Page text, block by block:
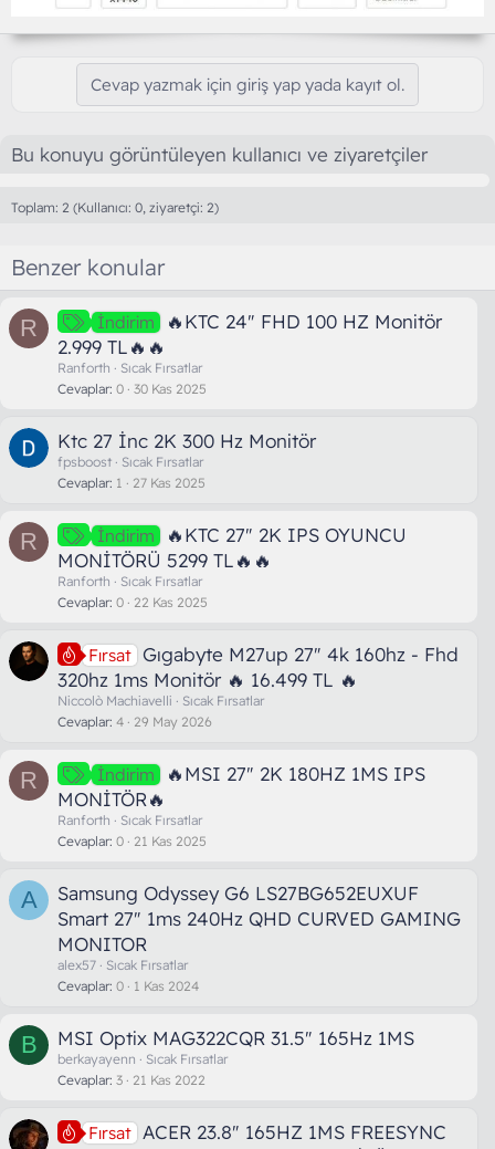
Cevap yazmak için giriş yap yada kayıt ol.
Bu konuyu görüntüleyen kullanıcı ve ziyaretçiler
Toplam: 2 (Kullanıcı: 0, ziyaretçi: 2)
Benzer konular
R İndirim
🔥KTC 24" FHD 100 HZ Monitör
2.999 TL🔥🔥
Ranforth
Sıcak Fırsatlar
Cevaplar 0 30 Kas 2025
Ktc 27 İnc 2K 300 Hz Monitör
fpsboost
Sıcak Fırsatlar
Cevaplar 1 27 Kas 2025
R İndirim
🔥KTC 27" 2K IPS OYUNCU
MONİTÖRÜ 5299 TL🔥🔥
Ranforth
Sıcak Fırsatlar
Cevaplar 0 22 Kas 2025
Fırsat Gıgabyte M27up 27″ 4k 160hz - Fhd
320hz 1ms Monitör 🔥 16.499 TL 🔥
Niccolò Machiavelli
Sıcak Fırsatlar
Cevaplar 4 29 May 2026
R İndirim
🔥MSI 27" 2K 180HZ 1MS IPS
MONİTÖR🔥
Ranforth
Sıcak Fırsatlar
Cevaplar 0 21 Kas 2025
A
Samsung Odyssey G6 LS27BG652EUXUF
Smart 27" 1ms 240Hz QHD CURVED GAMING
MONITOR
alex57
Sıcak Fırsatlar
Cevaplar 0 1 Kas 2024
B MSI Optix MAG322CQR 31.5" 165Hz 1MS
berkayayenn
Sıcak Fırsatlar
Cevaplar 3 21 Kas 2022
Fırsat ACER 23.8″ 165HZ 1MS FREESYNC